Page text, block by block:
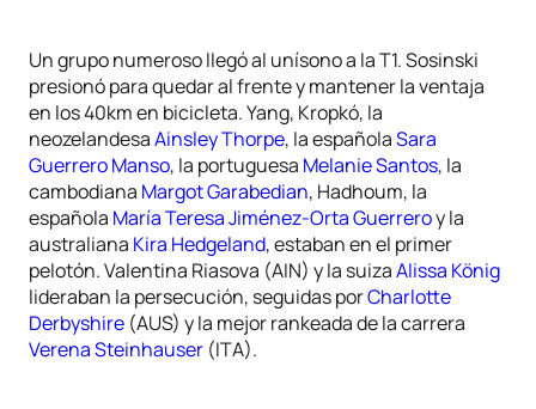
Un grupo numeroso llegó al unísono a la T1. Sosinski
presionó para quedar al frente y mantener la ventaja
en los 40km en bicicleta. Yang, Kropkó, la
neozelandesaAinsley Thorpe, la españolaSara
Guerrero Manso, la portuguesa Melanie Santos, la
cambodiana Margot Garabedian, Hadhoum, la
española María Teresa Jiménez-Orta Guerreroy la
australiana Kira Hedgeland, estaban en el primer
pelotón. Valentina Riasova (AIN) y la suizaAlissa König
lideraban la persecución, seguidas porCharlotte
Derbyshire (AUS) y la mejor rankeada de la carrera
Verena Steinhauser (ITA).